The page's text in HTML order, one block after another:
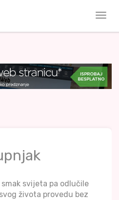
svijeta pa odlučile
života provedu bez